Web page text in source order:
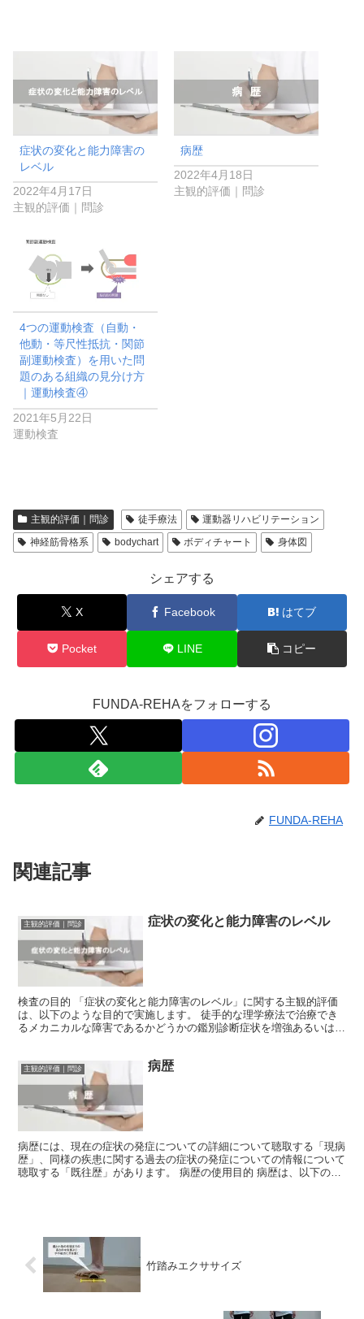
症状の変化と能力障害の
レベル
2022年4月17日
主観的評価｜問診
病歴
2022年4月18日
主観的評価｜問診
4つの運動検査（自動・
他動・等尺性抵抗・関節
副運動検査）を用いた問
題のある組織の見分け方
｜運動検査④
2021年5月22日
運動検査
主観的評価｜問診 徒手療法
運動器リハビリテーション
神経筋骨格系
bodychart ボディチャート 身体図
シェアする
X Facebook はてブ
Pocket LINE コピー
FUNDA-REHAをフォローする
FUNDA-REHA
関連記事
主観的評価｜問診 症状の変化と能力障害のレベル
検査の目的 「症状の変化と能力障害のレベル」に関する主観的評価
は、以下のような目的で実施します。 徒手的な理学療法で治療でき
るメカニカルな障害であるかどうかの鑑別診断症状を増強あるいは軽
主観的評価｜問診 病歴
病歴には、現在の症状の発症についての詳細について聴取する「現病
歴」、同様の疾患に関する過去の症状の発症についての情報について
聴取する「既往歴」があります。 病歴の使用目的 病歴は、以下のよ
竹踏みエクササイズ